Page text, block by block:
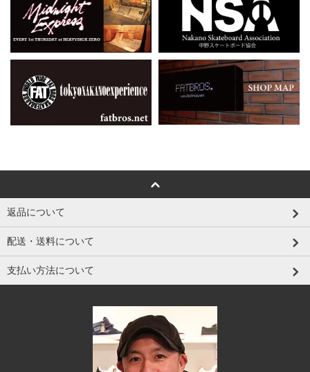
返品について
配送・送料について
支払い方法について